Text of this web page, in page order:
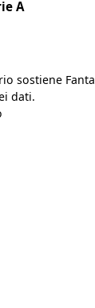
A
sostiene
dati.